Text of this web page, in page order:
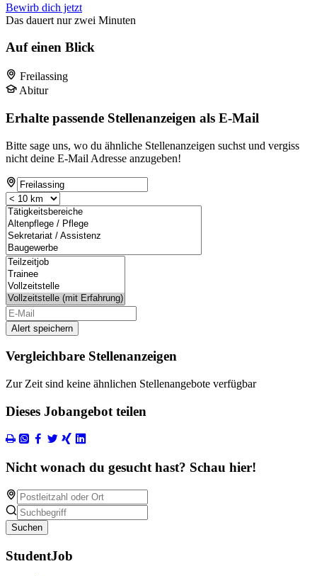
Bewirb dich jetzt
Das dauert nur zwei Minuten
Auf einen Blick
Freilassing
Abitur
Erhalte passende Stellenanzeigen als E-Mail
Bitte sage uns, wo du ähnliche Stellenanzeigen suchst und vergiss
nicht deine E-Mail Adresse anzugeben!
Alert speichern
Vergleichbare Stellenanzeigen
Zur Zeit sind keine ähnlichen Stellenangebote verfügbar
Dieses Jobangebot teilen
Nicht wonach du gesucht hast? Schau hier!
Suchen
StudentJob